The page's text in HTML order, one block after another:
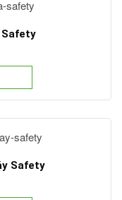
Safety
Safety